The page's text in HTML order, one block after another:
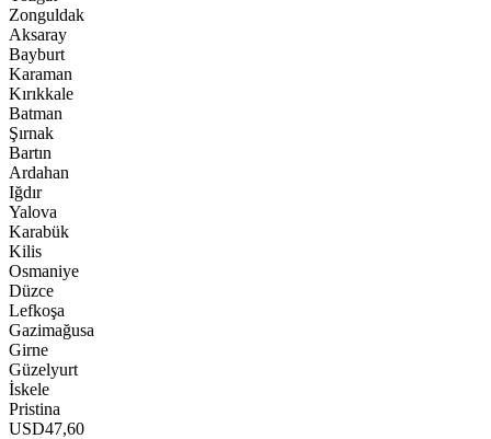
Zonguldak
Aksaray
Bayburt
Karaman
Kırıkkale
Batman
Şırnak
Bartın
Ardahan
Iğdır
Yalova
Karabük
Kilis
Osmaniye
Düzce
Lefkoşa
Gazimağusa
Girne
Güzelyurt
İskele
Pristina
USD47,60